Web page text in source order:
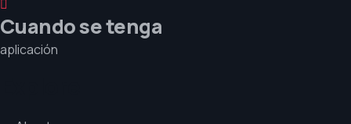
Cuando se tenga
aplicación